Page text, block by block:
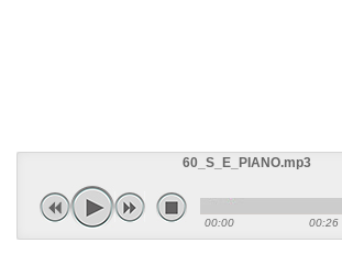
60_S_E_PIANO.mp3
00:00 00:26